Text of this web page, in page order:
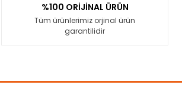
%100 ORİJİNAL ÜRÜN
Tüm ürünlerimiz orjinal ürün
garantilidir